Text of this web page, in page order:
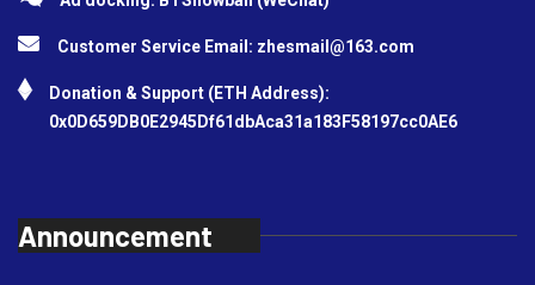
Customer Service Email: zhesmail@163.com
Donation & Support (ETH Address):
0x0D659DB0E2945Df61dbAca31a183F58197cc0AE6
Announcement